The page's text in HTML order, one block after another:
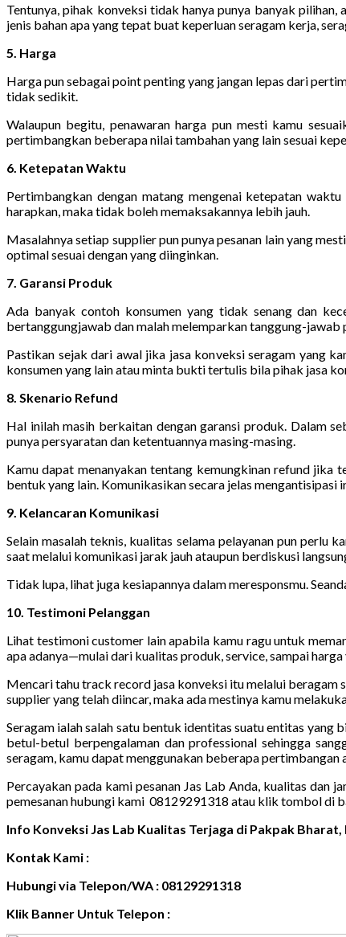
Tentunya, pihak konveksi tidak hanya punya banyak
jenis bahan apa yang tepat buat keperluan seragam kerja,
5. Harga
Harga pun sebagai point penting yang jangan lepas dari
tidak sedikit.
Walaupun begitu, penawaran harga pun mesti kamu
pertimbangkan beberapa nilai tambahan yang lain sesuai
6. Ketepatan Waktu
Pertimbangkan dengan matang mengenai ketepatan
harapkan, maka tidak boleh memaksakannya lebih jauh.
Masalahnya setiap supplier pun punya pesanan lain yang
optimal sesuai dengan yang diinginkan.
7. Garansi Produk
Ada banyak contoh konsumen yang tidak senang dan
bertanggungjawab dan malah melemparkan tanggung-jawab
Pastikan sejak dari awal jika jasa konveksi seragam yang
konsumen yang lain atau minta bukti tertulis bila pihak jasa
8. Skenario Refund
Hal inilah masih berkaitan dengan garansi produk. Dalam
punya persyaratan dan ketentuannya masing-masing.
Kamu dapat menanyakan tentang kemungkinan refund jika
bentuk yang lain. Komunikasikan secara jelas
9. Kelancaran Komunikasi
Selain masalah teknis, kualitas selama pelayanan pun perlu
saat melalui komunikasi jarak jauh ataupun berdiskusi
Tidak lupa, lihat juga kesiapannya dalam meresponsmu.
10. Testimoni Pelanggan
Lihat testimoni customer lain apabila kamu ragu untuk
apa adanya—mulai dari kualitas produk, service, sampai harga
Mencari tahu track record jasa konveksi itu melalui beragam
supplier yang telah diincar, maka ada mestinya kamu
Seragam ialah salah satu bentuk identitas suatu entitas
betul-betul berpengalaman dan professional sehingga
seragam, kamu dapat menggunakan beberapa
Percayakan pada kami pesanan Jas Lab Anda, kualitas dan
pemesanan hubungi kami 08129291318 atau klik tombol di
Info Konveksi Jas Lab Kualitas Terjaga di Pakpak
Kontak Kami :
Hubungi via Telepon/WA : 08129291318
Klik Banner Untuk Telepon :